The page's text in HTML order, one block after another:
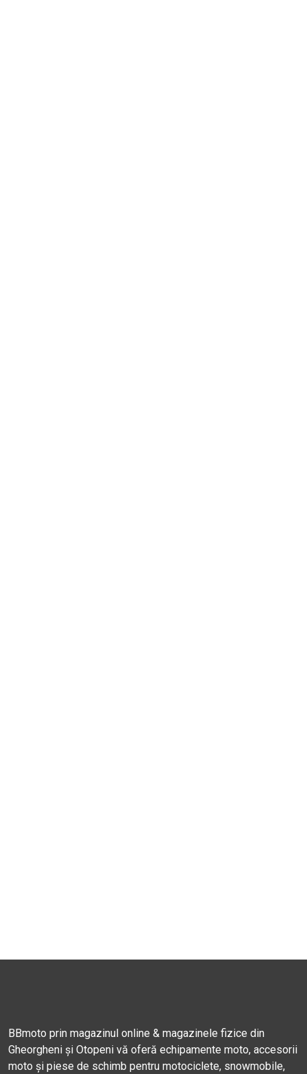
BBmoto prin magazinul online & magazinele fizice din
Gheorgheni și Otopeni vă oferă echipamente moto, accesorii
moto și piese de schimb pentru motociclete, snowmobile,